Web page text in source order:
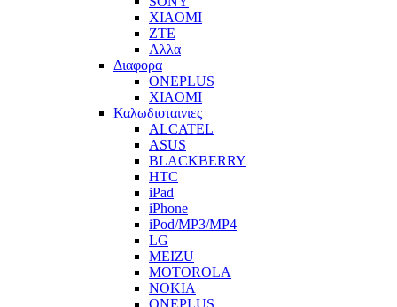
XIAOMI
ZTE
Αλλα
Διαφορα
ONEPLUS
XIAOMI
Καλωδιοταινιες
ALCATEL
ASUS
BLACKBERRY
HTC
iPad
iPhone
iPod/MP3/MP4
LG
MEIZU
MOTOROLA
NOKIA
ONEPLUS